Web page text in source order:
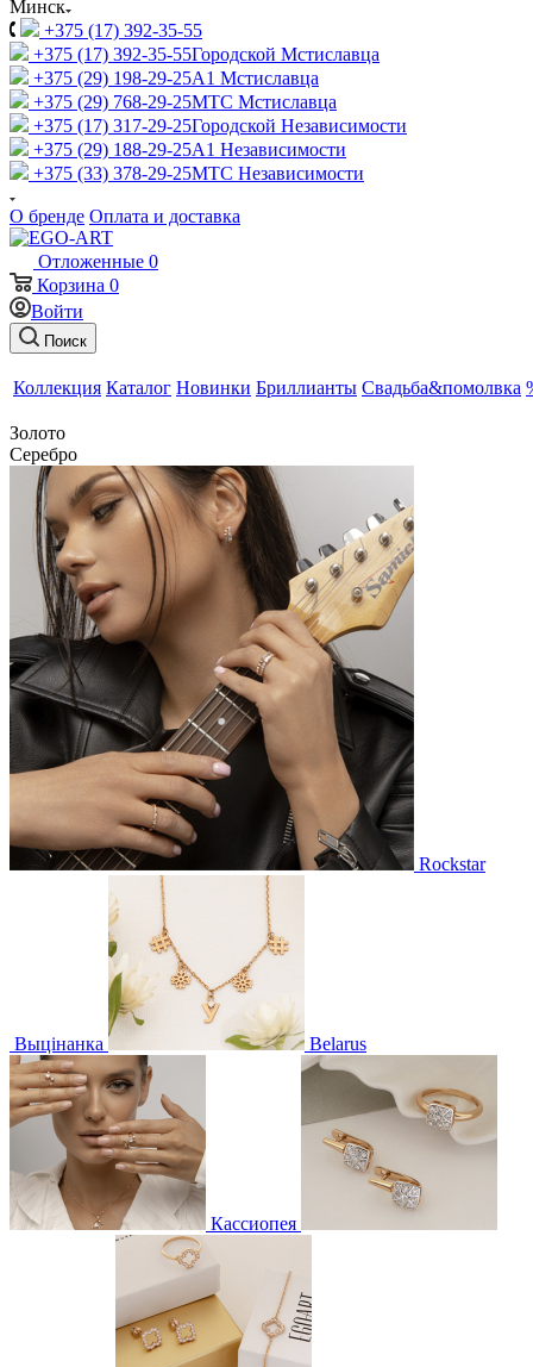
Минск
+375 (17) 392-35-55
+375 (17) 392-35-55Городской Мстиславца
+375 (29) 198-29-25A1 Мстиславца
+375 (29) 768-29-25МТС Мстиславца
+375 (17) 317-29-25Городской Независимости
+375 (29) 188-29-25A1 Независимости
+375 (33) 378-29-25МТС Независимости
О бренде Оплата и доставка
Отложенные 0
Корзина 0
Войти
Поиск
Коллекция Каталог Новинки Бриллианты Свадьба&помолвка
Золото
Серебро
Rockstar
Выцінанка Belarus
Кассиопея